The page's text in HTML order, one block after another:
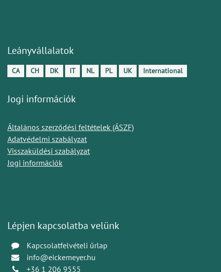
Leányvállalatok
CA CH DK IT NL PL UK International
Jogi információk
Általános szerződési feltételek (ÁSZF)
Adatvédelmi szabályzat
Visszaküldési szabályzat
Jogi információk
Lépjen kapcsolatba velünk
Kapcsolatfelvételi űrlap
info@eickemeyer.hu
+36 1 206 9555